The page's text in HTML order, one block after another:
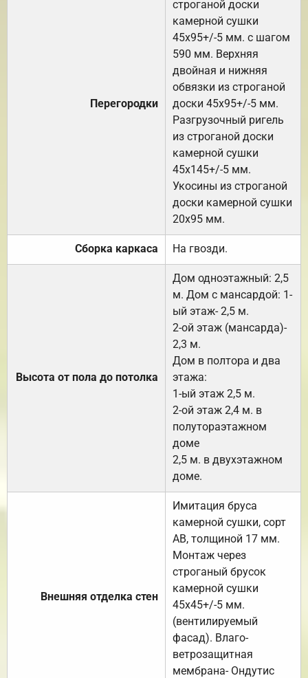
Перегородки
строганой доски
камерной сушки
45х95+/-5 мм. с шагом
590 мм. Верхняя
двойная и нижняя
обвязки из строганой
доски 45х95+/-5 мм.
Разгрузочный ригель
из строганой доски
камерной сушки
45х145+/-5 мм.
Укосины из строганой
доски камерной сушки
20х95 мм.
Сборка каркаса На гвозди.
Высота от пола до потолка
Дом одноэтажный: 2,5
м. Дом с мансардой: 1-
ый этаж- 2,5 м.
2-ой этаж (мансарда)-
2,3 м.
Дом в полтора и два
этажа:
1-ый этаж 2,5 м.
2-ой этаж 2,4 м. в
полутораэтажном
доме
2,5 м. в двухэтажном
доме.
Внешняя отделка стен
Имитация бруса
камерной сушки, сорт
АВ, толщиной 17 мм.
Монтаж через
строганый брусок
камерной сушки
45х45+/-5 мм.
(вентилируемый
фасад). Влаго-
ветрозащитная
мембрана- Ондутис